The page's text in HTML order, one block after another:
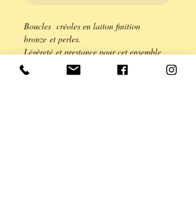
Boucles créoles en laiton finition
bronze et perles.
Légèreté et prestance pour cet ensemble
d'acrylique et de laiton.
Fermoir créole.